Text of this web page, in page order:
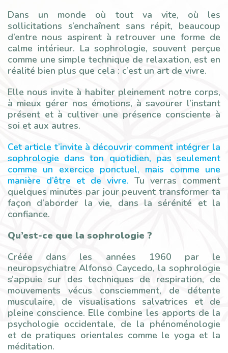
Dans un monde où tout va vite, où les
sollicitations s’enchaînent sans répit, beaucoup
d’entre nous aspirent à retrouver une forme de
calme intérieur. La sophrologie, souvent perçue
comme une simple technique de relaxation, est en
réalité bien plus que cela : c’est un art de vivre.
Elle nous invite à habiter pleinement notre corps,
à mieux gérer nos émotions, à savourer l’instant
présent et à cultiver une présence consciente à
soi et aux autres.
Cet article t’invite à découvrir comment intégrer la
sophrologie dans ton quotidien, pas seulement
comme un exercice ponctuel, mais comme une
manière d’être et de vivre. Tu verras comment
quelques minutes par jour peuvent transformer ta
façon d’aborder la vie, dans la sérénité et la
confiance.
Qu’est-ce que la sophrologie ?
Créée dans les années 1960 par le
neuropsychiatre Alfonso Caycedo, la sophrologie
s’appuie sur des techniques de respiration, de
mouvements vécus consciemment, de détente
musculaire, de visualisations salvatrices et de
pleine conscience. Elle combine les apports de la
psychologie occidentale, de la phénoménologie
et de pratiques orientales comme le yoga et la
méditation.